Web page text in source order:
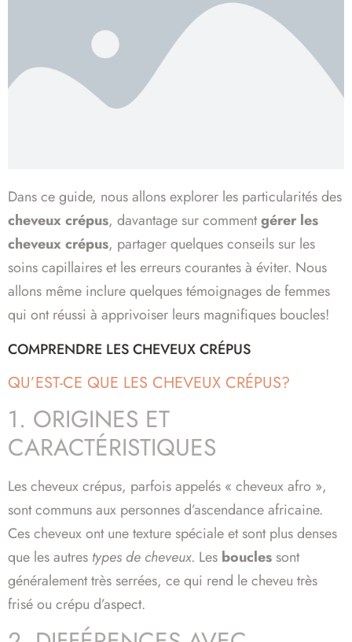
Dans ce guide, nous allons explorer les particularités des
cheveux crépus, davantage sur commentgérer les
cheveux crépus, partager quelques conseils sur les
soins capillaires et les erreurs courantes à éviter. Nous
allons même inclure quelques témoignages de femmes
qui ont réussi à apprivoiser leurs magnifiques boucles!
COMPRENDRE LES CHEVEUX CRÉPUS
QU’EST-CE QUE LES CHEVEUX CRÉPUS?
1. ORIGINES ET
CARACTÉRISTIQUES
Les cheveux crépus, parfois appelés « cheveux afro »,
sont communs aux personnes d’ascendance africaine.
Ces cheveux ont une texture spéciale et sont plus denses
que les autres types de cheveux. Les boucles sont
généralement très serrées, ce qui rend le cheveu très
frisé ou crépu d’aspect.